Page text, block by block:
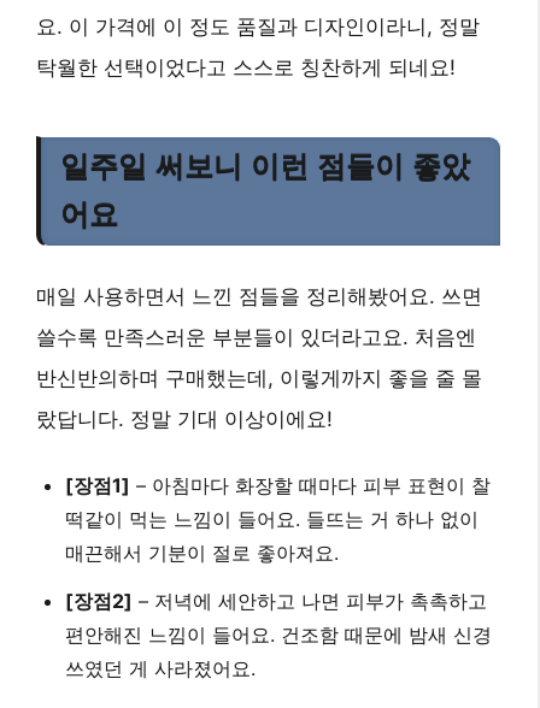
요. 이 가격에 이 정도 품질과 디자인이라니, 정말
탁월한 선택이었다고 스스로 칭찬하게 되네요!
일주일 써보니 이런 점들이 좋았
어요
매일 사용하면서 느낀 점들을 정리해봤어요. 쓰면
쓸수록 만족스러운 부분들이 있더라고요. 처음엔
반신반의하며 구매했는데, 이렇게까지 좋을 줄 몰
랐답니다. 정말 기대 이상이에요!
[장점1] – 아침마다 화장할 때마다 피부 표현이 찰
떡같이 먹는 느낌이 들어요. 들뜨는 거 하나 없이
매끈해서 기분이 절로 좋아져요.
[장점2] – 저녁에 세안하고 나면 피부가 촉촉하고
편안해진 느낌이 들어요. 건조함 때문에 밤새 신경
쓰였던 게 사라졌어요.